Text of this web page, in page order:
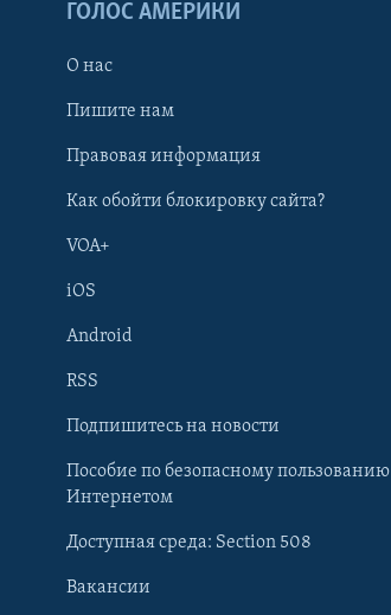
Learning English
ГОЛОС АМЕРИКИ
О нас
Пишите нам
Правовая информация
Как обойти блокировку сайта?
VOA+
iOS
Android
RSS
Подпишитесь на новости
Пособие по безопасному пользованию
Интернетом
Доступная среда: Section 508
Вакансии